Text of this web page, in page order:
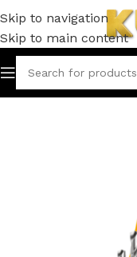
Skip to navigation
Skip to main content
Inicio HERRAMIENTAS